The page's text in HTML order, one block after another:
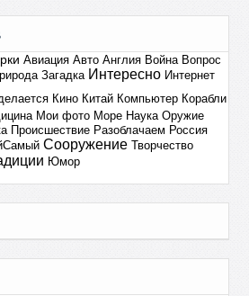
Авиация Авто Англия Война Вопрос
Загадка Интересно Интернет
Кино Китай Компьютер Корабли
Мои фото Море Наука Оружие
Происшествие Разоблачаем Россия
Сооружение Творчество
Юмор